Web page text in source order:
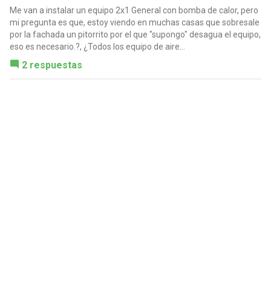
Me van a instalar un equipo 2x1 General con bomba de calor, pero
mi pregunta es que, estoy viendo en muchas casas que sobresale
por la fachada un pitorrito por el que "supongo" desagua el equipo,
eso es necesario.?, ¿Todos los equipo de aire...
2 respuestas